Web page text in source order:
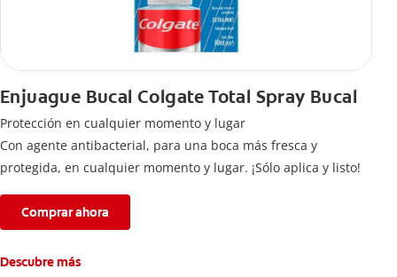
Enjuague Bucal Colgate Total Spray Bucal
Protección en cualquier momento y lugar
Con agente antibacterial, para una boca más fresca y
protegida, en cualquier momento y lugar. ¡Sólo aplica y listo!
Comprar ahora
Descubre más